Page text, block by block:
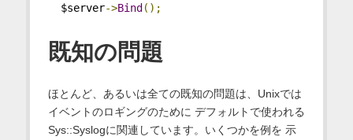
$server->Bind();
既知の問題
ほとんど、あるいは全ての既知の問題は、Unixでは
イベントのロギングのために デフォルトで使われる
Sys::Syslogに関連しています。いくつかを例を 示